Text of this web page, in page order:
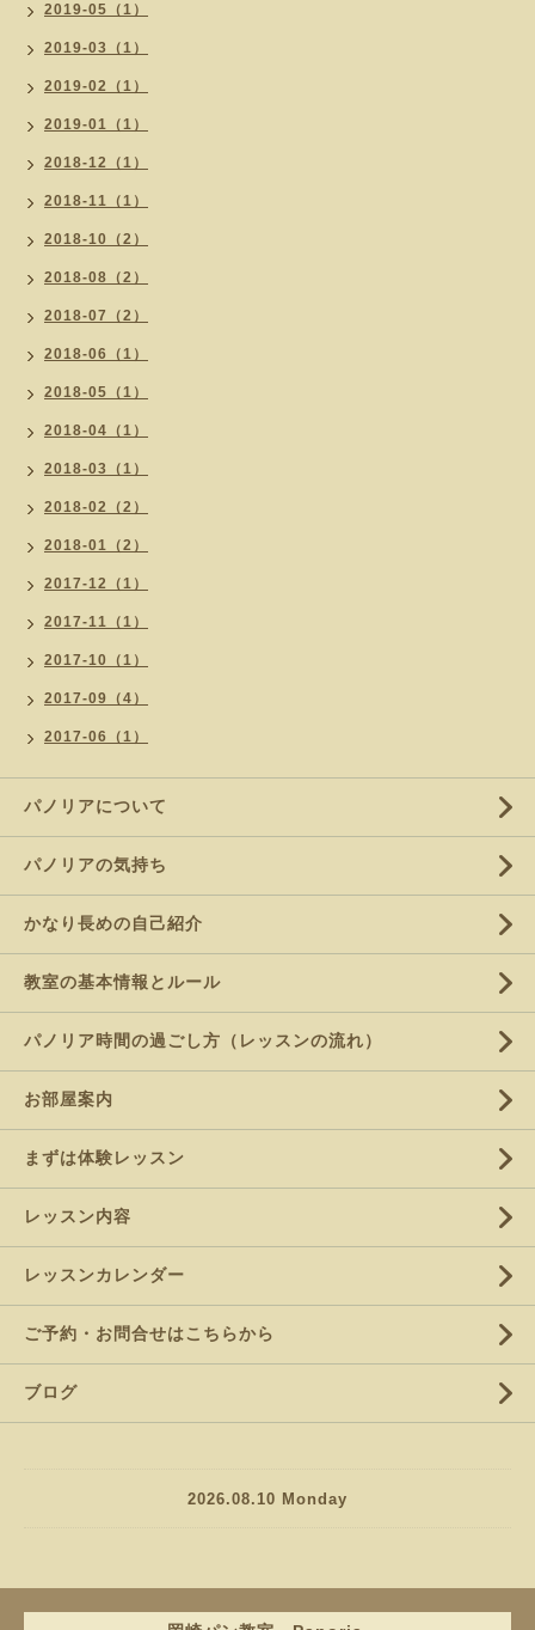
2019-05（1）
2019-03（1）
2019-02（1）
2019-01（1）
2018-12（1）
2018-11（1）
2018-10（2）
2018-08（2）
2018-07（2）
2018-06（1）
2018-05（1）
2018-04（1）
2018-03（1）
2018-02（2）
2018-01（2）
2017-12（1）
2017-11（1）
2017-10（1）
2017-09（4）
2017-06（1）
パノリアについて
パノリアの気持ち
かなり長めの自己紹介
教室の基本情報とルール
パノリア時間の過ごし方（レッスンの流れ）
お部屋案内
まずは体験レッスン
レッスン内容
レッスンカレンダー
ご予約・お問合せはこちらから
ブログ
2026.08.10 Monday